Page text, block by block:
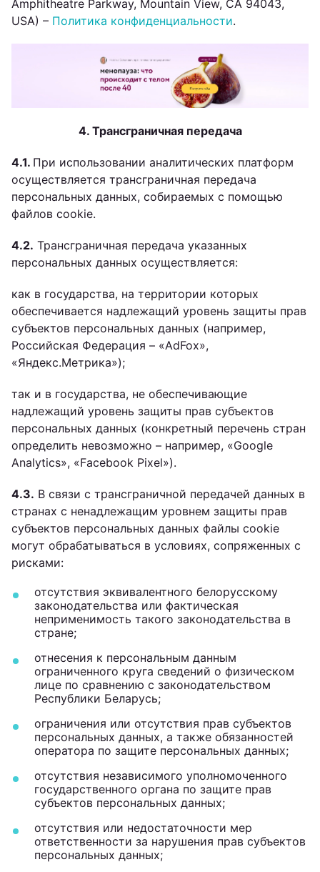
Amphitheatre Parkway, Mountain View, CA 94043,
USA) – Политика конфиденциальности.
4. Трансграничная передача
4.1. При использовании аналитических платформ
осуществляется трансграничная передача
персональных данных, собираемых с помощью
файлов cookie.
4.2. Трансграничная передача указанных
персональных данных осуществляется:
как в государства, на территории которых
обеспечивается надлежащий уровень защиты прав
субъектов персональных данных (например,
Российская Федерация – «AdFox»,
«Яндекс.Метрика»);
так и в государства, не обеспечивающие
надлежащий уровень защиты прав субъектов
персональных данных (конкретный перечень стран
определить невозможно – например, «Google
Analytics», «Facebook Pixel»).
4.3. В связи с трансграничной передачей данных в
странах с ненадлежащим уровнем защиты прав
субъектов персональных данных файлы cookie
могут обрабатываться в условиях, сопряженных с
рисками:
отсутствия эквивалентного белорусскому
законодательства или фактическая
неприменимость такого законодательства в
стране;
отнесения к персональным данным
ограниченного круга сведений о физическом
лице по сравнению с законодательством
Республики Беларусь;
ограничения или отсутствия прав субъектов
персональных данных, а также обязанностей
оператора по защите персональных данных;
отсутствия независимого уполномоченного
государственного органа по защите прав
субъектов персональных данных;
отсутствия или недостаточности мер
ответственности за нарушения прав субъектов
персональных данных;